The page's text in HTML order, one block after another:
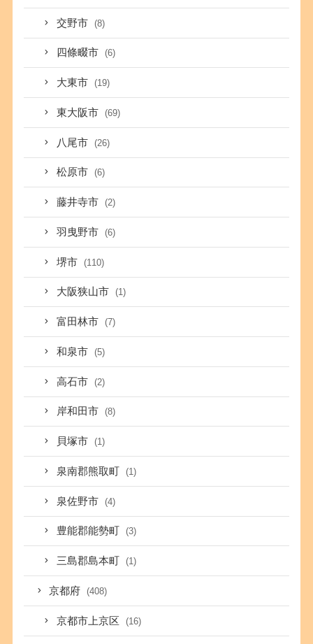
交野市 (8)
四條畷市 (6)
大東市 (19)
東大阪市 (69)
八尾市 (26)
松原市 (6)
藤井寺市 (2)
羽曳野市 (6)
堺市 (110)
大阪狭山市 (1)
富田林市 (7)
和泉市 (5)
高石市 (2)
岸和田市 (8)
貝塚市 (1)
泉南郡熊取町 (1)
泉佐野市 (4)
豊能郡能勢町 (3)
三島郡島本町 (1)
京都府 (408)
京都市上京区 (16)